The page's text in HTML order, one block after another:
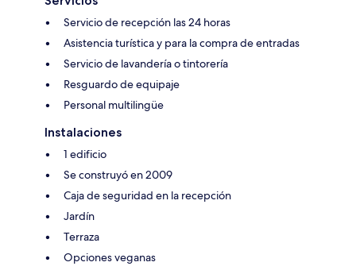
Servicio de recepción las 24 horas
Asistencia turística y para la compra de entradas
Servicio de lavandería o tintorería
Resguardo de equipaje
Personal multilingüe
Instalaciones
1 edificio
Se construyó en 2009
Caja de seguridad en la recepción
Jardín
Terraza
Opciones veganas